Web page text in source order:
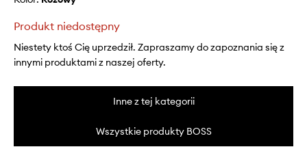
Produkt niedostępny
Niestety ktoś Cię uprzedził. Zapraszamy do zapoznania się z
innymi produktami z naszej oferty.
Inne z tej kategorii
Wszystkie produkty BOSS